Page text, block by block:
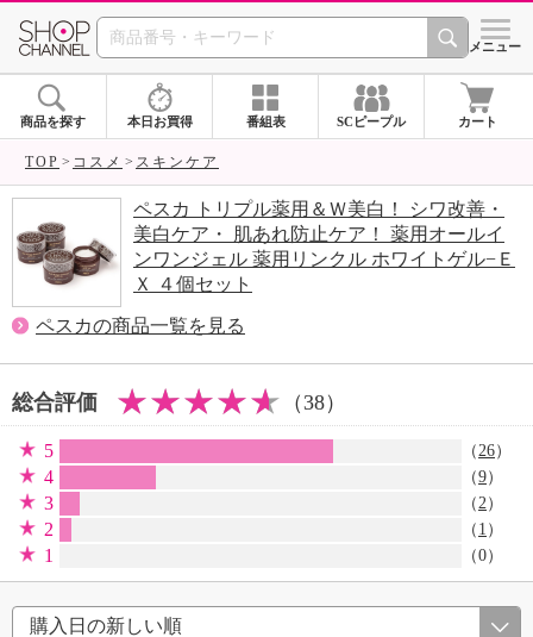
SHOP CHANNEL シメニュー
商品を探す 本日お買得 番組表 SCピープル カート
TOP コスメ スキンケア
ペスカ トリプル薬用＆Ｗ美白！ シワ改善・
美白ケア・ 肌あれ防止ケア！ 薬用オールイ
ンワンジェル 薬用リンクル ホワイトゲル−Ｅ
Ｘ ４個セット
ペスカの商品一覧を見る
総合評価 （38）
5 （26）
4 （9）
3 （2）
2 （ 1 ）
1 （0）